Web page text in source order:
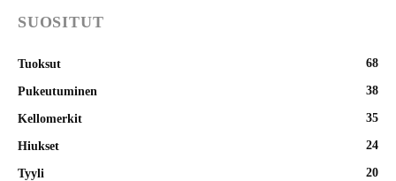
SUOSITUT
Tuoksut 68
Pukeutuminen 38
Kellomerkit 35
Hiukset 24
Tyyli 20